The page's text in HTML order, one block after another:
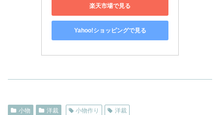
楽天市場で見る
Yahoo!ショッピングで見る
小物 洋裁 小物作り 洋裁